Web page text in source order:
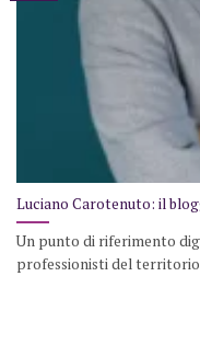
Luciano Carotenuto: il
Un punto di riferimento
professionisti del